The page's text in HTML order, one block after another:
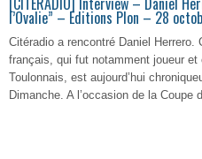
l’Ovalie” – Editions Plon – 28
Citéradio a rencontré Daniel
français, qui fut notamment joueur et
Toulonnais, est aujourd’hui
Dimanche. A l’occasion de la Coupe